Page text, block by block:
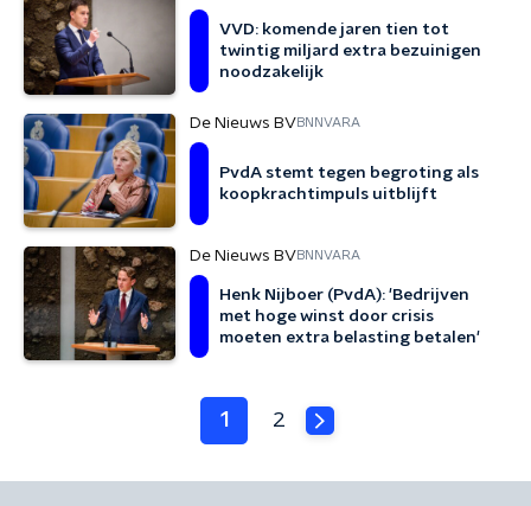
VVD: komende jaren tien tot
twintig miljard extra bezuinigen
noodzakelijk
De Nieuws BVBNNVARA
PvdA stemt tegen begroting als
koopkrachtimpuls uitblijft
De Nieuws BVBNNVARA
Henk Nijboer (PvdA): 'Bedrijven
met hoge winst door crisis
moeten extra belasting betalen'
1 2